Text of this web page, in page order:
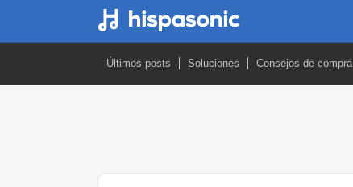
Últimos posts Soluciones Consejos de compra